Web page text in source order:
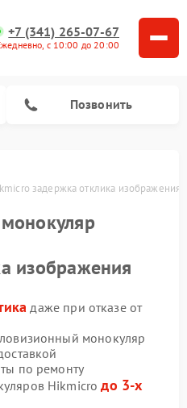
+7 (341) 265-07-67
с 10:00 до 20:00
Позвонить
задержка отклика изображения
изображения
даже при отказе от
монокуляр
по ремонту
Hikmicroдо 3-х